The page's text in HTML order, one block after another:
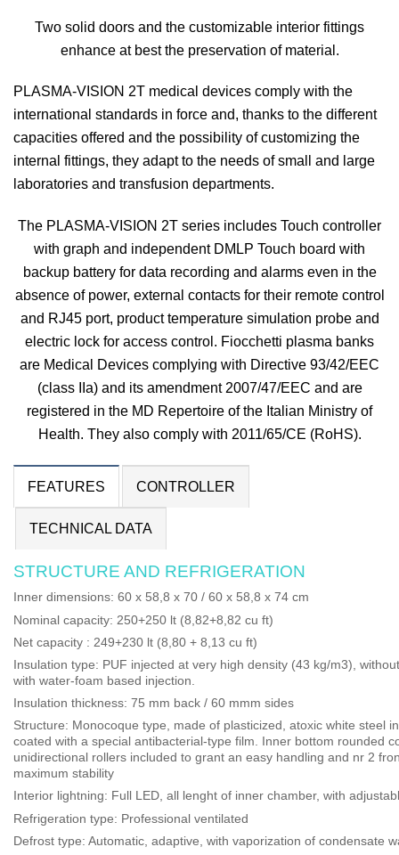
Two solid doors and the customizable interior fittings
enhance at best the preservation of material.
PLASMA-VISION 2T medical devices comply with the
international standards in force and, thanks to the different
capacities offered and the possibility of customizing the
internal fittings, they adapt to the needs of small and large
laboratories and transfusion departments.
The PLASMA-VISION 2T series includes Touch controller
with graph and independent DMLP Touch board with
backup battery for data recording and alarms even in the
absence of power, external contacts for their remote control
and RJ45 port, product temperature simulation probe and
electric lock for access control. Fiocchetti plasma banks
are Medical Devices complying with Directive 93/42/EEC
(class IIa) and its amendment 2007/47/EEC and are
registered in the MD Repertoire of the Italian Ministry of
Health. They also comply with 2011/65/CE (RoHS).
FEATURES CONTROLLER
TECHNICAL DATA
STRUCTURE AND REFRIGERATION
Inner dimensions: 60 x 58,8 x 70 / 60 x 58,8 x 74 cm
Nominal capacity: 250+250 lt (8,82+8,82 cu ft)
Net capacity : 249+230 lt (8,80 + 8,13 cu ft)
Insulation type: PUF injected at very high density (43 kg/m3),
with water-foam based injection.
Insulation thickness: 75 mm back / 60 mmm sides
Structure: Monocoque type, made of plasticized, atoxic white steel
coated with a special antibacterial-type film. Inner bottom rounded
unidirectional rollers included to grant an easy handling and nr 2
maximum stability
Interior lightning: Full LED, all lenght of inner chamber, with
Refrigeration type: Professional ventilated
Defrost type: Automatic, adaptive, with vaporization of condensate